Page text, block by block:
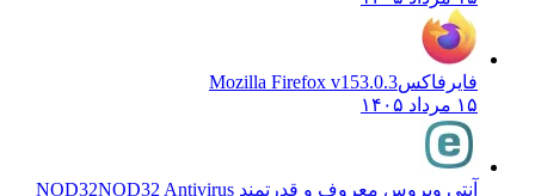
فایرفاکسMozilla Firefox v153.0.3
۱۵ مرداد ۱۴۰۵
آنتی ویروس معروف و قدرتمند NOD32 NOD32 Antivirus